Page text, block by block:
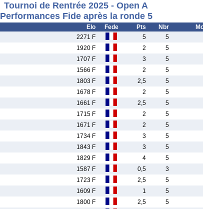
Tournoi de Rentrée 2025 - Open A
Performances Fide après la ronde 5
Elo Fede Pts Nbr
2271 F 5 5
1920 F 2 5
1707 F 3 5
1566 F 2 5
1803 F 2,5 5
1678 F 2 5
1661 F 2,5 5
1715 F 2 5
1671 F 2 5
1734 F 3 5
1843 F 3 5
1829 F 4 5
1587 F 0,5 3
1723 F 2,5 5
1609 F 1 5
1800 F 2,5 5